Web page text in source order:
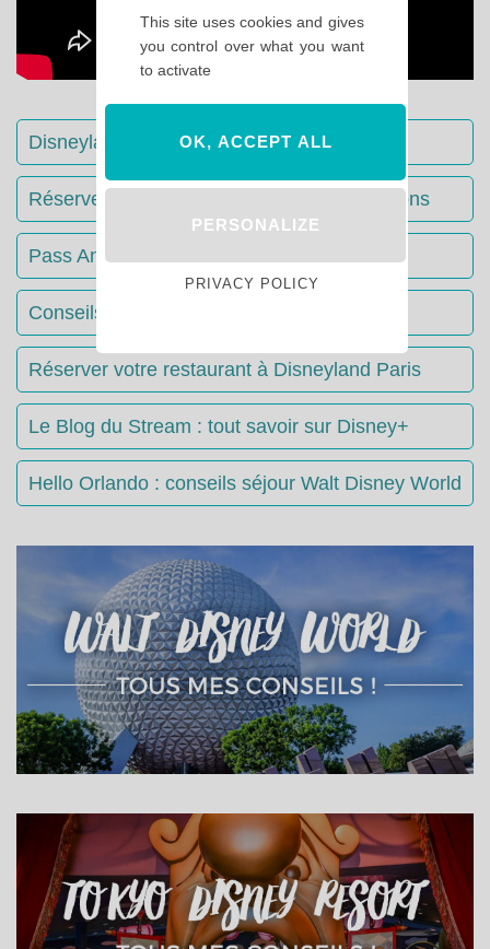
Disneyland Paris : Le guide complet
Réserver votre séjour : toutes les informations
Pass Annuels Disney : informations
Conseils & Astuces Disneyland Paris
Réserver votre restaurant à Disneyland Paris
Le Blog du Stream : tout savoir sur Disney+
Hello Orlando : conseils séjour Walt Disney World
This site uses cookies and gives
you control over what you want
to activate
OK, ACCEPT ALL
PERSONALIZE
PRIVACY POLICY